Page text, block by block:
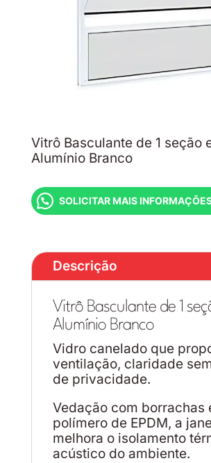
Vitrô Basculante de 1 seção
Alumínio Branco
SOLICITAR MAIS
Descrição
Vitrô Basculante de 1
Alumínio Branco
Vidro canelado que
ventilação, claridade
de privacidade.
Vedação com borrachas
polímero de EPDM, a
melhora o isolamento
acústico do ambiente.